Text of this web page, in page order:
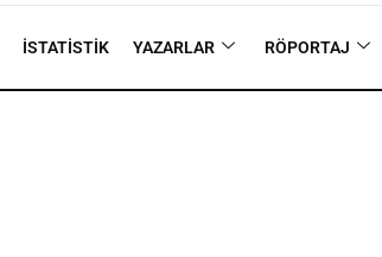
İSTATISTIK YAZARLAR RÖPORTAJ